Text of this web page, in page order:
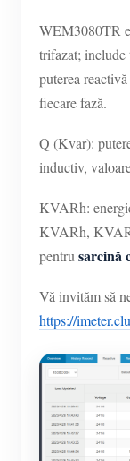
WEM3080TR
trifazat;
puterea
fiecare fază.
Q (Kvar):
inductiv,
KVARh:
KVARh,
pentru sarcină
Vă invităm să
https://